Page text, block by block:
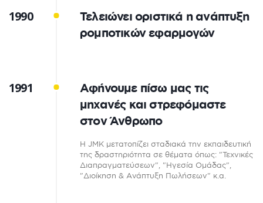
1990
Τελειώνει οριστικά η ανάπτυξη
ρομποτικών εφαρμογών
1991
Αφήνουμε πίσω μας τις
μηχανές και στρεφόμαστε
στον Άνθρωπο
Η JMK μετατοπίζει σταδιακά την εκπαιδευτική
της δραστηριότητα σε θέματα όπως: "Τεχνικές
Διαπραγματεύσεων", "Ηγεσία Ομάδας",
"Διοίκηση & Ανάπτυξη Πωλήσεων" κ.α.